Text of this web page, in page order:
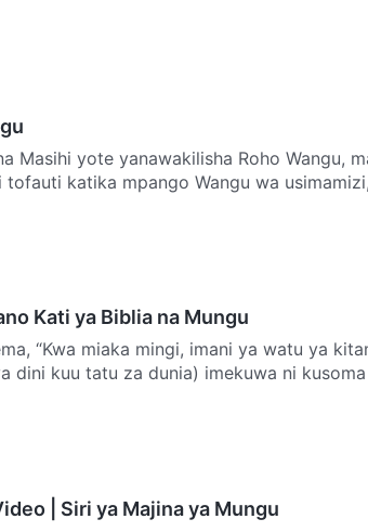
Masihi yote yanawakilisha Roho Wangu,
tofauti katika mpango Wangu wa
Kati ya Biblia na Mungu
“Kwa miaka mingi, imani ya watu ya
dini kuu tatu za dunia) imekuwa ni kusoma
| Siri ya Majina ya Mungu